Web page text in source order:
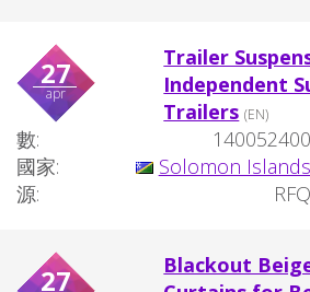
27
apr
Trailer
Independent
Trailers (EN)
數:
140052400
國家:
Solomon Islands
源:
RFQ
27
Blackout